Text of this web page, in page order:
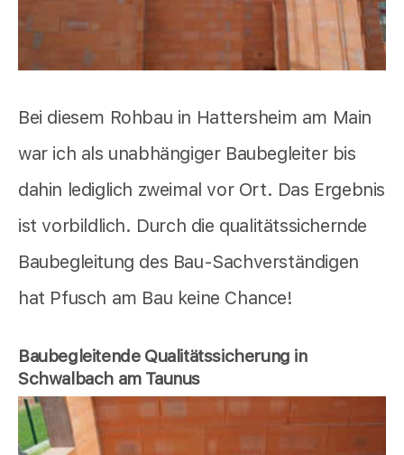
Bei diesem Rohbau in Hattersheim am Main
war ich als unabhängiger Baubegleiter bis
dahin lediglich zweimal vor Ort. Das Ergebnis
ist vorbildlich. Durch die qualitätssichernde
Baubegleitung des Bau-Sachverständigen
hat Pfusch am Bau keine Chance!
Baubegleitende Qualitätssicherung in
Schwalbach am Taunus